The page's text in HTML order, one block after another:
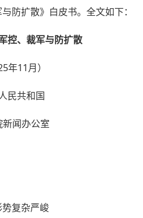
防扩散》白皮书。全文如下：
控、裁军与防扩散
年11月）
民共和国
新闻办公室
复杂严峻